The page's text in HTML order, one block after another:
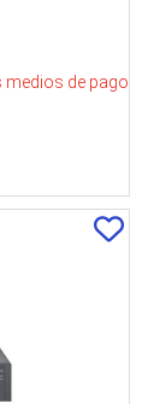
de pago